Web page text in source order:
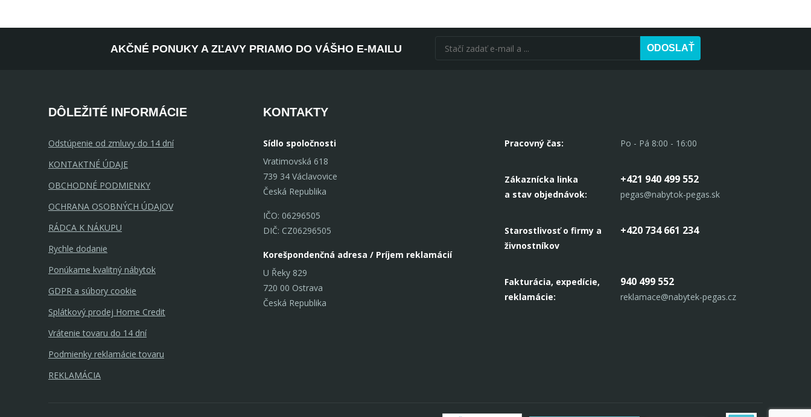
AKČNÉ PONUKY A ZĽAVY PRIAMO DO VÁŠHO E-MAILU ODOSLAŤ
DÔLEŽITÉ INFORMÁCIE
Odstúpenie od zmluvy do 14 dní
KONTAKTNÉ ÚDAJE
OBCHODNÉ PODMIENKY
OCHRANA OSOBNÝCH ÚDAJOV
RÁDCA K NÁKUPU
Rychle dodanie
Ponúkame kvalitný nábytok
GDPR a súbory cookie
Splátkový prodej Home Credit
Vrátenie tovaru do 14 dní
Podmienky reklamácie tovaru
REKLAMÁCIA
KONTAKTY
Sídlo spoločnosti
Vratimovská 618
739 34 Václavovice
Česká Republika
IČO: 06296505
DIČ: CZ06296505
Korešpondenčná adresa / Príjem reklamácií
U Řeky 829
720 00 Ostrava
Česká Republika
Pracovný čas: Po - Pá 8:00 - 16:00
Zákaznícka linka
a stav objednávok:
+421 940 499 552
pegas@nabytok-pegas.sk
Starostlivosť o firmy a
živnostníkov
+420 734 661 234
Fakturácia, expedície,
reklamácie:
940 499 552
reklamace@nabytek-pegas.cz